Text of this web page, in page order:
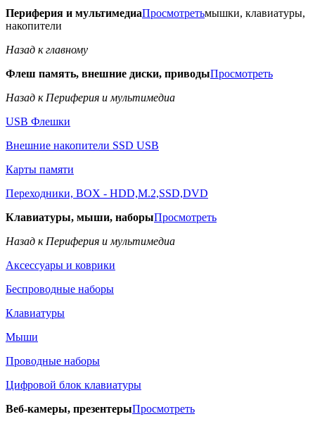
Периферия и мультимедиаПросмотретьмышки, клавиатуры,
накопители
Назад к главному
Флеш память, внешние диски, приводыПросмотреть
Назад к Периферия и мультимедиа
USB Флешки
Внешние накопители SSD USB
Карты памяти
Переходники, BOX - HDD,M.2,SSD,DVD
Клавиатуры, мыши, наборыПросмотреть
Назад к Периферия и мультимедиа
Аксессуары и коврики
Беспроводные наборы
Клавиатуры
Мыши
Проводные наборы
Цифровой блок клавиатуры
Веб-камеры, презентерыПросмотреть